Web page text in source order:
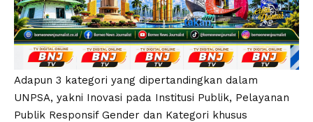
Adapun 3 kategori yang dipertandingkan dalam
UNPSA, yakni Inovasi pada Institusi Publik, Pelayanan
Publik Responsif Gender dan Kategori khusus